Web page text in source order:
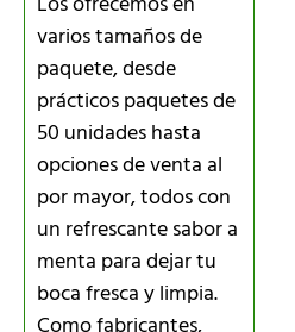
varios tamaños de
paquete, desde
prácticos paquetes de
50 unidades hasta
opciones de venta al
por mayor, todos con
un refrescante sabor a
menta para dejar tu
boca fresca y limpia.